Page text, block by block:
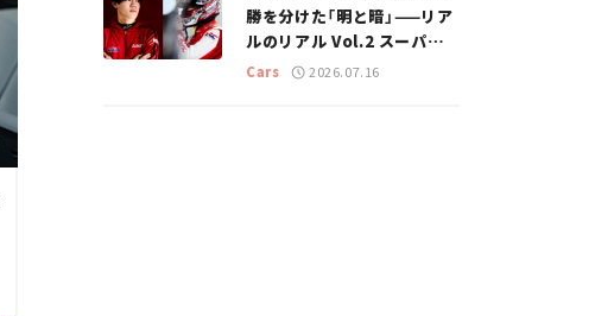
勝を分けた「明と暗」——リア
ルのリアル Vol.2 スーパー
GT 2026開幕戦 岡山国際サ
Cars 2026.07.16